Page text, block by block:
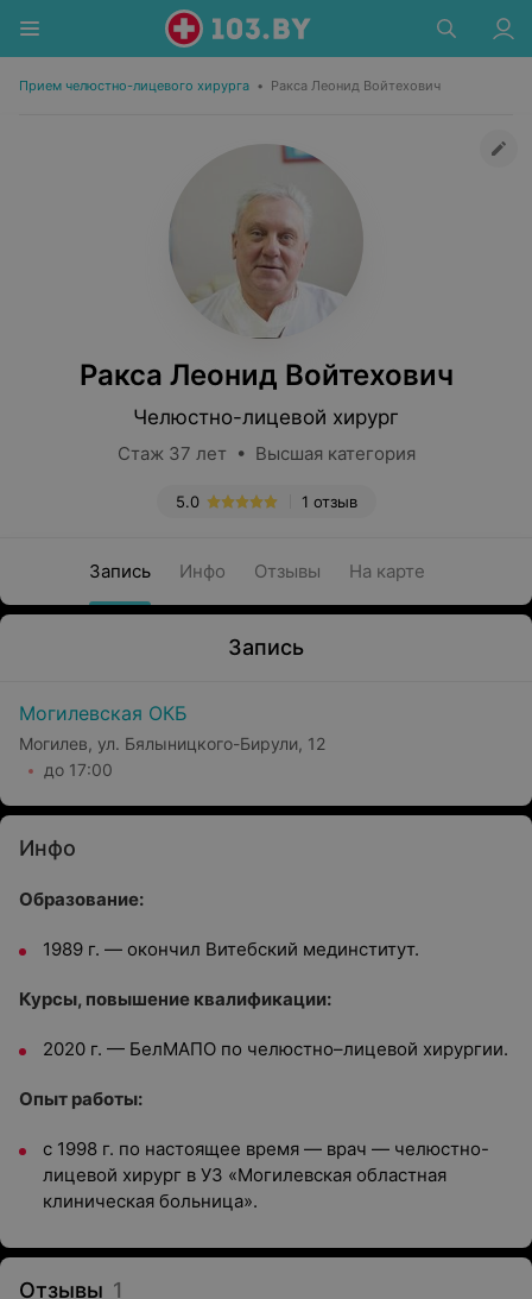
Прием челюстно-лицевого хирурга • Ракса Леонид Войтехович
Ракса Леонид Войтехович
Челюстно-лицевой хирург
Стаж 37 лет • Высшая категория
1 отзыв
5.0
Запись Инфо Отзывы На карте
Запись
Могилевская ОКБ
Могилев, ул. Бялыницкого-Бирули, 12
до 17:00
Инфо
Образование:
1989 г. — окончил Витебский мединститут.
Курсы, повышение квалификации:
2020 г. — БелМАПО по челюстно–лицевой хирургии.
Опыт работы:
с 1998 г. по настоящее время — врач — челюстно-
лицевой хирург в УЗ «Могилевская областная
клиническая больница».
Отзывы 1